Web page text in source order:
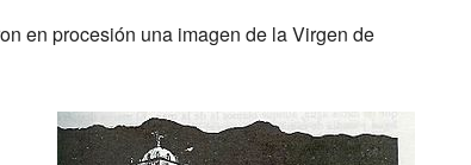
en procesión una imagen de la Virgen de